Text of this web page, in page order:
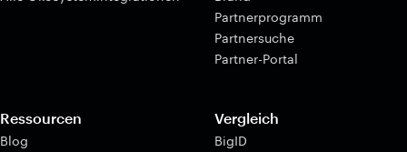
Partnerprogramm
Partnersuche
Partner-Portal
Ressourcen
Blog
Vergleich
BigID